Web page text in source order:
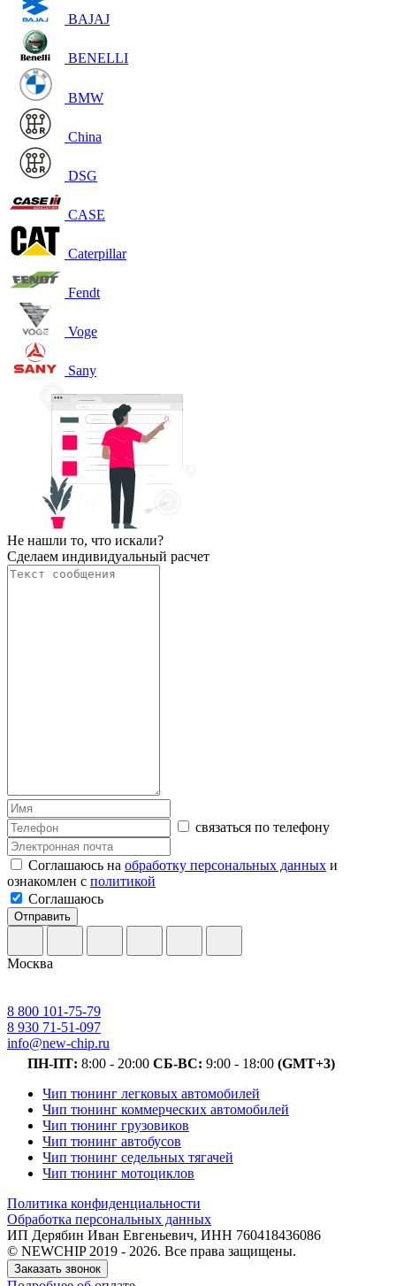
BAJAJ
BENELLI
BMW
China
DSG
CASE
Caterpillar
Fendt
Voge
Sany
Не нашли то, что искали?
Сделаем индивидуальный расчет
связаться по телефону
Соглашаюсь на обработку персональных данных и
ознакомлен с политикой
Соглашаюсь
Отправить
Москва
8 800 101-75-79
8 930 71-51-097
info@new-chip.ru
ПН-ПТ: 8:00 - 20:00 СБ-ВС: 9:00 - 18:00 (GMT+3)
Чип тюнинг легковых автомобилей
Чип тюнинг коммерческих автомобилей
Чип тюнинг грузовиков
Чип тюнинг автобусов
Чип тюнинг седельных тягачей
Чип тюнинг мотоциклов
Политика конфиденциальности
Обработка персональных данных
ИП Дерябин Иван Евгеньевич, ИНН 760418436086
© NEWCHIP 2019 - 2026. Все права защищены.
Заказать звонок